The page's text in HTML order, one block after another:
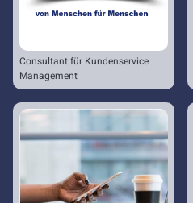
Consultant für Kundenservice
Management